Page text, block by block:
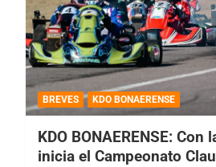
BREVES KDO BONAERENSE
KDO BONAERENSE: Con
inicia el Campeonato